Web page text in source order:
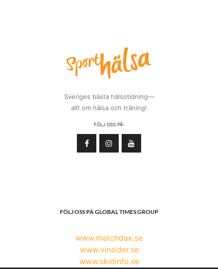
Sveriges bästa hälsotidning—
allt om hälsa och träning!
FÖLJ OSS PÅ:
FÖLJ OSS PÅ GLOBAL TIMES GROUP
www.matchdax.se
www.vinsider.se
www.skidinfo.se